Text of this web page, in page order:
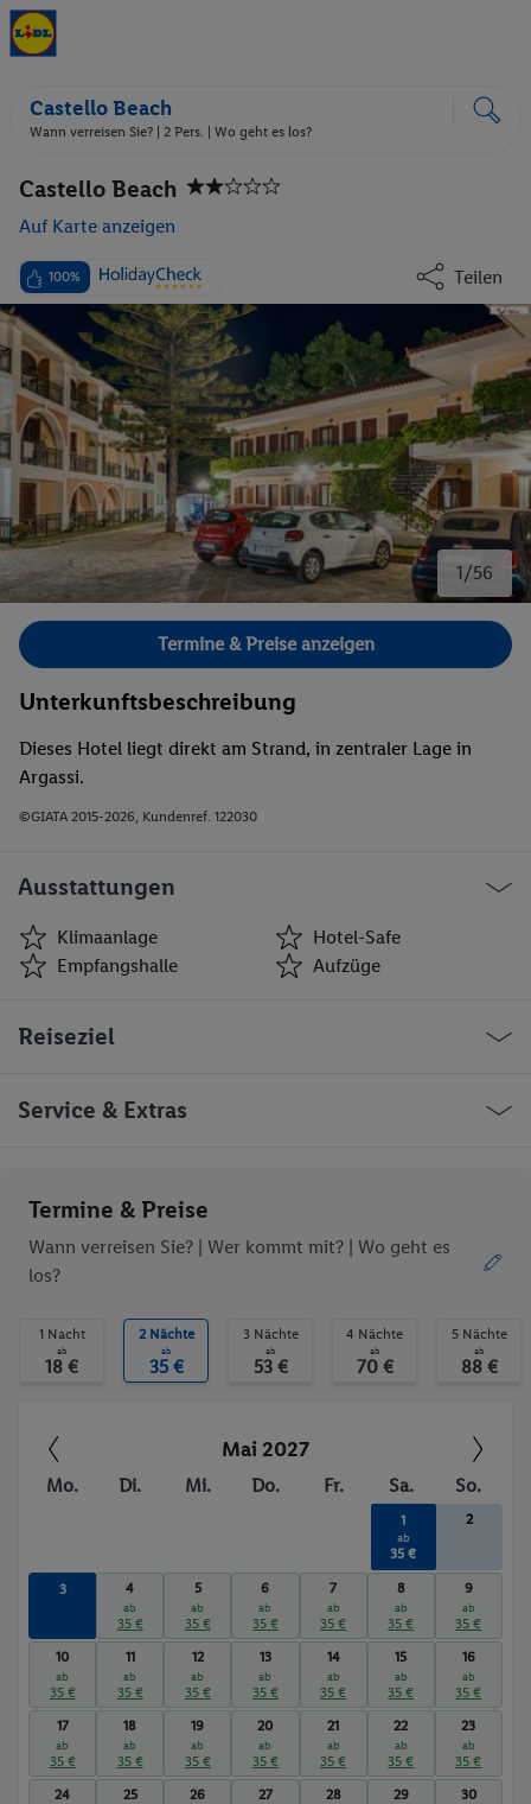
Castello Beach
Wann verreisen Sie? | 2 Pers. | Wo geht es los?
Castello Beach
Auf Karte anzeigen
100% Teilen
1/56
Bild 1 von 56.
Termine & Preise anzeigen
Unterkunftsbeschreibung
Dieses Hotel liegt direkt am Strand, in zentraler Lage in
Argassi.
©GIATA 2015-2026, Kundenref. 122030
Ausstattungen
Klimaanlage
Hotel-Safe
Empfangshalle
Aufzüge
Empfangshalle
Bar(s)
WLAN
Tischtennis
Billard / Snooker
Reiseziel
Griechenland Argassi Argassi mainroad
Service & Extras
entspricht, erfrage bitte vor der Buchung im Service Center.
Termine & Preise
Wann verreisen Sie? | Wer kommt mit? | Wo geht es
los?
1 Nacht
ab
18 €
2 Nächte
ab
35 €
3 Nächte
ab
53 €
4 Nächte
ab
70 €
5 Nächte
ab
88 €
Mai 2027
Mo. Di. Mi. Do. Fr. Sa. So.
1
ab
35 €
2
3 4
ab
35 €
5
ab
35 €
6
ab
35 €
7
ab
35 €
8
ab
35 €
9
ab
35 €
10
ab
35 €
11
ab
35 €
12
ab
35 €
13
ab
35 €
14
ab
35 €
15
ab
35 €
16
ab
35 €
17
ab
35 €
18
ab
35 €
19
ab
35 €
20
ab
35 €
21
ab
35 €
22
ab
35 €
23
ab
35 €
24
25 26 27 28 29 30